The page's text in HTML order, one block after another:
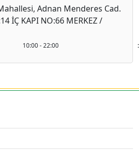
Adnan Menderes Cad.
İÇ KAPI NO:66 MERKEZ /
10:00 - 22:00